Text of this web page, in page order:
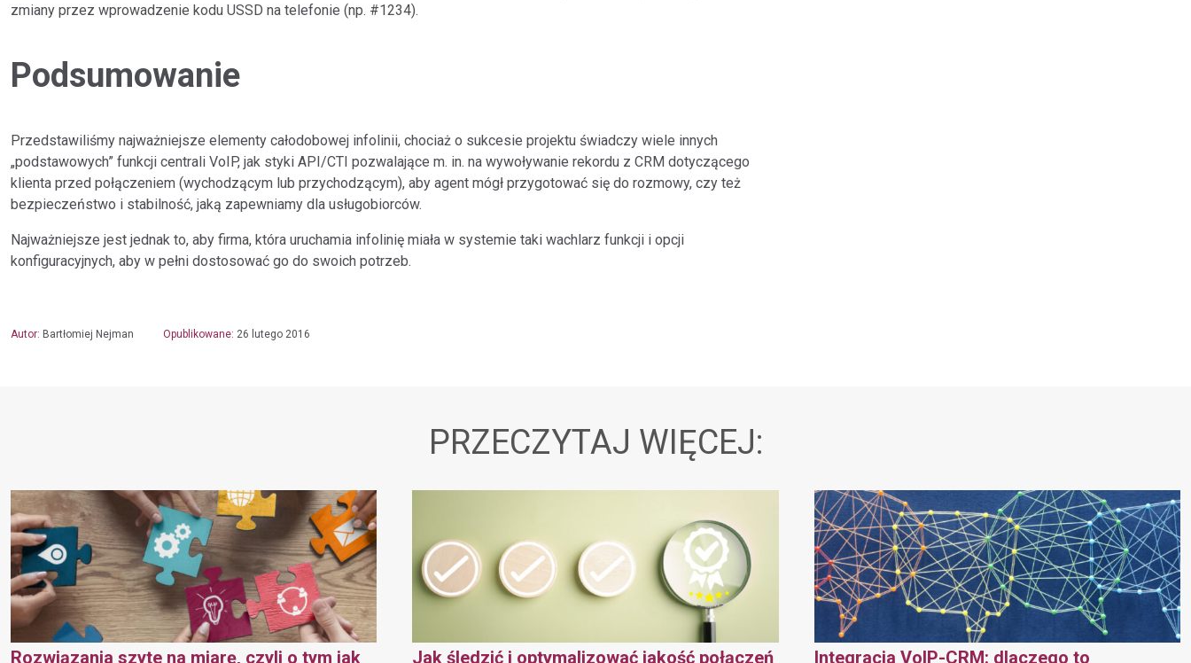
zmiany przez wprowadzenie kodu USSD na telefonie (np. #1234).
Podsumowanie
Przedstawiliśmy najważniejsze elementy całodobowej infolinii, chociaż o sukcesie projektu świadczy wiele innych
„podstawowych” funkcji centrali VoIP, jak styki API/CTI pozwalające m. in. na wywoływanie rekordu z CRM dotyczącego
klienta przed połączeniem (wychodzącym lub przychodzącym), aby agent mógł przygotować się do rozmowy, czy też
bezpieczeństwo i stabilność, jaką zapewniamy dla usługobiorców.
Najważniejsze jest jednak to, aby firma, która uruchamia infolinię miała w systemie taki wachlarz funkcji i opcji
konfiguracyjnych, aby w pełni dostosować go do swoich potrzeb.
Autor: Bartłomiej Nejman Opublikowane: 26 lutego 2016
PRZECZYTAJ WIĘCEJ:
Rozwiązania szyte na miarę, czyli o tym jak Jak śledzić i optymalizować jakość połączeń Integracja VoIP-CRM: dlaczego to